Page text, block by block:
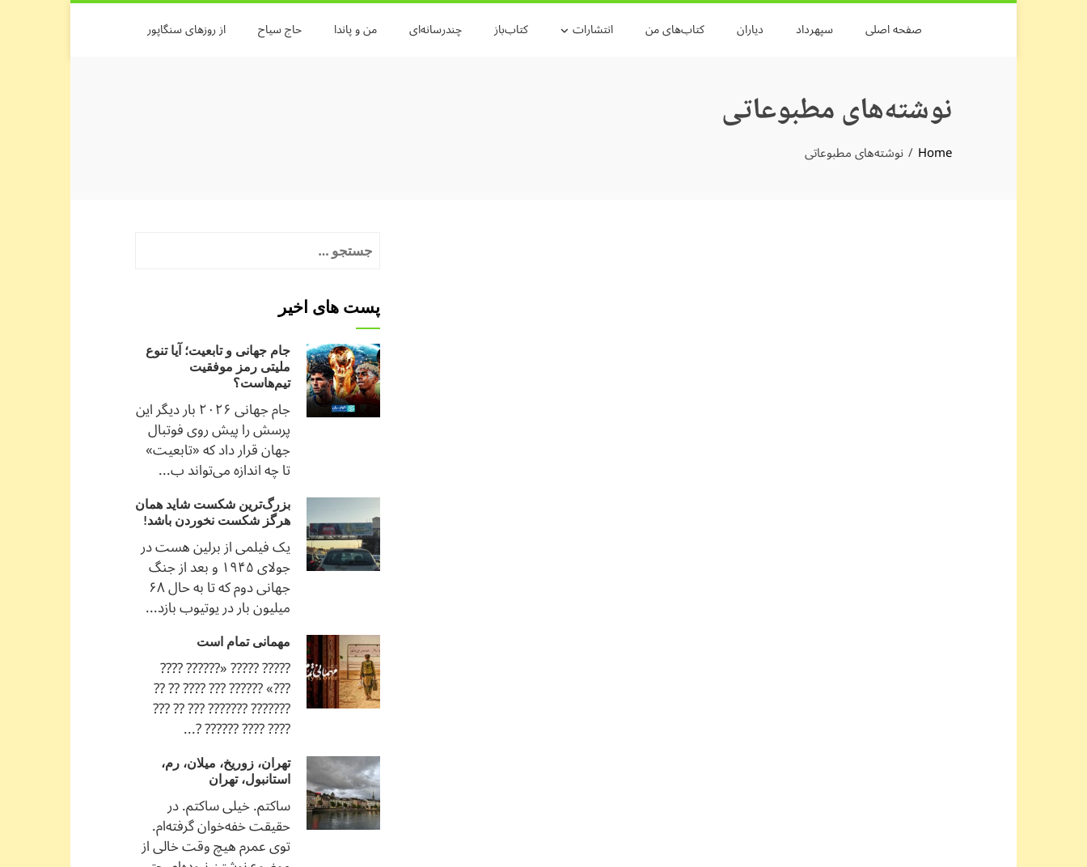
Skip
صفحه اصلی سپهرداد دیاران کتاب‌های من انتشارات کتاب‌باز چندرسانه‌ای من و پاندا حاج سیاح از روزهای سنگاپور
نوشته‌های مطبوعاتی
Home نوشته‌های مطبوعاتی
پست های اخیر
جام جهانی و تابعیت؛ آیا تنوع
ملیتی رمز موفقیت
تیم‌هاست؟
جام جهانی ۲۰۲۶ بار دیگر این
پرسش را پیش روی فوتبال
جهان قرار داد که «تابعیت»
تا چه اندازه می‌تواند ب...
بزرگ‌ترین شکست شاید همان
هرگز شکست نخوردن باشد!
یک فیلمی از برلین هست در
جولای ۱۹۴۵ و بعد از جنگ
جهانی دوم که تا به حال ۶۸
میلیون بار در یوتیوب بازد...
مهمانی تمام است
????? ????? «?????? ????
???» ?????? ??? ???? ?? ??
??????? ??????? ??? ?? ???
???? ???? ?????? ?...
تهران، زوریخ، میلان، رم،
استانبول، تهران
ساکتم. خیلی ساکتم. در
حقیقت خفه‌خوان گرفته‌ام.
توی عمرم هیچ وقت خالی از